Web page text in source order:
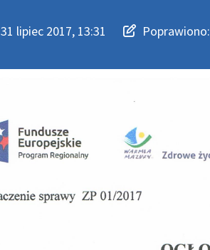
31 lipiec 2017, 13:31 Poprawiono: